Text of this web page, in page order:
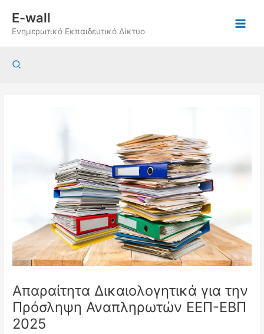
περιεχόμενο
E-wall
Ενημερωτικό Εκπαιδευτικό Δίκτυο
Αναζήτηση
Απαραίτητα Δικαιολογητικά για την
Πρόσληψη Αναπληρωτών ΕΕΠ-ΕΒΠ
2025